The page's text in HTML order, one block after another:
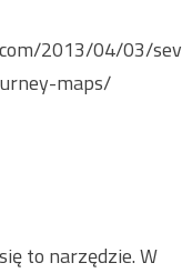
2013/04/03/sev
maps/
to narzędzie. W